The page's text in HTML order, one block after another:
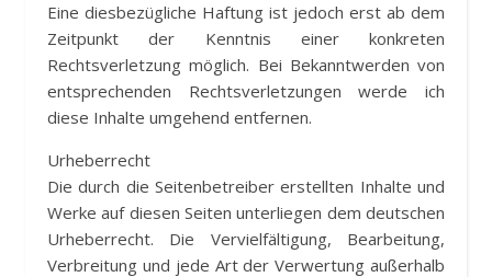
Eine diesbezügliche Haftung ist jedoch erst ab dem
Zeitpunkt der Kenntnis einer konkreten
Rechtsverletzung möglich. Bei Bekanntwerden von
entsprechenden Rechtsverletzungen werde ich
diese Inhalte umgehend entfernen.
Urheberrecht
Die durch die Seitenbetreiber erstellten Inhalte und
Werke auf diesen Seiten unterliegen dem deutschen
Urheberrecht. Die Vervielfältigung, Bearbeitung,
Verbreitung und jede Art der Verwertung außerhalb